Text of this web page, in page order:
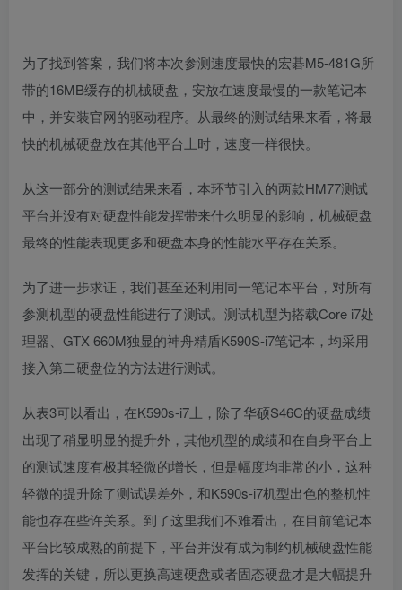
为了找到答案，我们将本次参测速度最快的宏碁M5-481G所
带的16MB缓存的机械硬盘，安放在速度最慢的一款笔记本
中，并安装官网的驱动程序。从最终的测试结果来看，将最
快的机械硬盘放在其他平台上时，速度一样很快。
从这一部分的测试结果来看，本环节引入的两款HM77测试
平台并没有对硬盘性能发挥带来什么明显的影响，机械硬盘
最终的性能表现更多和硬盘本身的性能水平存在关系。
为了进一步求证，我们甚至还利用同一笔记本平台，对所有
参测机型的硬盘性能进行了测试。测试机型为搭载Core i7处
理器、 GTX 660M独显的神舟精盾K590S-i7笔记本，均采用
接入第二硬盘位的方法进行测试。
从表3可以看出，在K590s-i7 上，除了华硕S46C的硬盘成绩
出现了稍显明显的提升外，其他机型的成绩和在自身平台上
的测试速度有极其轻微的增长，但是幅度均非常的小，这种
轻微的提升除了测试误差外，和K590s-i7机型出色的整机性
能也存在些许关系。到了这里我们不难看出，在目前笔记本
平台比较成熟的前提下，平台并没有成为制约机械硬盘性能
发挥的关键，所以更换高速硬盘或者固态硬盘才是大幅提升